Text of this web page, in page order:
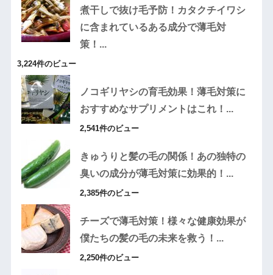
煮干しで抜け毛予防！カタクチイワシ
に含まれているある成分で薄毛対
策！...
3,224件のビュー
ノコギリヤシの育毛効果！薄毛対策に
おすすめなサプリメントはこれ！...
2,541件のビュー
きゅうりと髪の毛の関係！あの独特の
臭いの成分が薄毛対策に効果的！...
2,385件のビュー
チーズで薄毛対策！様々な健康効果が
僕たちの髪の毛の未来を救う！...
2,250件のビュー